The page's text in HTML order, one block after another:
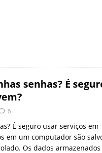
senhas? É
6
É seguro usar serviços em
em um computador são
Os dados armazenados